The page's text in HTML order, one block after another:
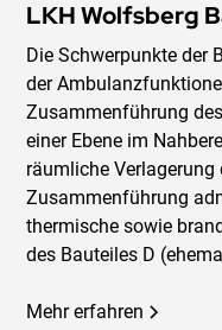
LKH Wolfsberg
Die Schwerpunkte der
der
Zusammenführung
einer Ebene im
räumliche Verlagerung
Zusammenführung
thermische sowie
des Bauteiles D
Mehr erfahren